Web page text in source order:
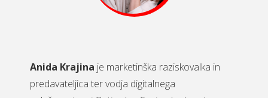
Anida Krajina je marketinška raziskovalka in
predavateljica ter vodja digitalnega